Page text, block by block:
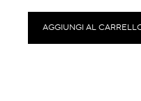
AGGIUNGI AL